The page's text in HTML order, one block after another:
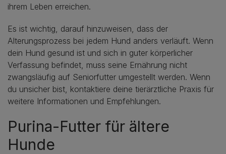
ihrem Leben erreichen.
Es ist wichtig, darauf hinzuweisen, dass der
Alterungsprozess bei jedem Hund anders verläuft. Wenn
dein Hund gesund ist und sich in guter körperlicher
Verfassung befindet, muss seine Ernährung nicht
zwangsläufig auf Seniorfutter umgestellt werden. Wenn
du unsicher bist, kontaktiere deine tierärztliche Praxis für
weitere Informationen und Empfehlungen.
Purina-Futter für ältere
Hunde